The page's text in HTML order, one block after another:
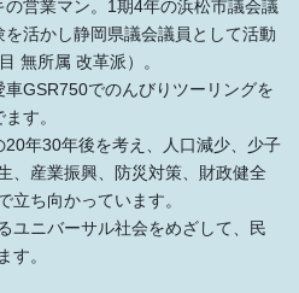
の営業マン。1期4年の浜松市議会議
を活かし静岡県議会議員として活動
無所属 改革派）。
車GSR750でのんびりツーリングを
す。
20年30年後を考え、人口減少、少子
、産業振興、防災対策、財政健全
立ち向かっています。
ユニバーサル社会をめざして、民
す。